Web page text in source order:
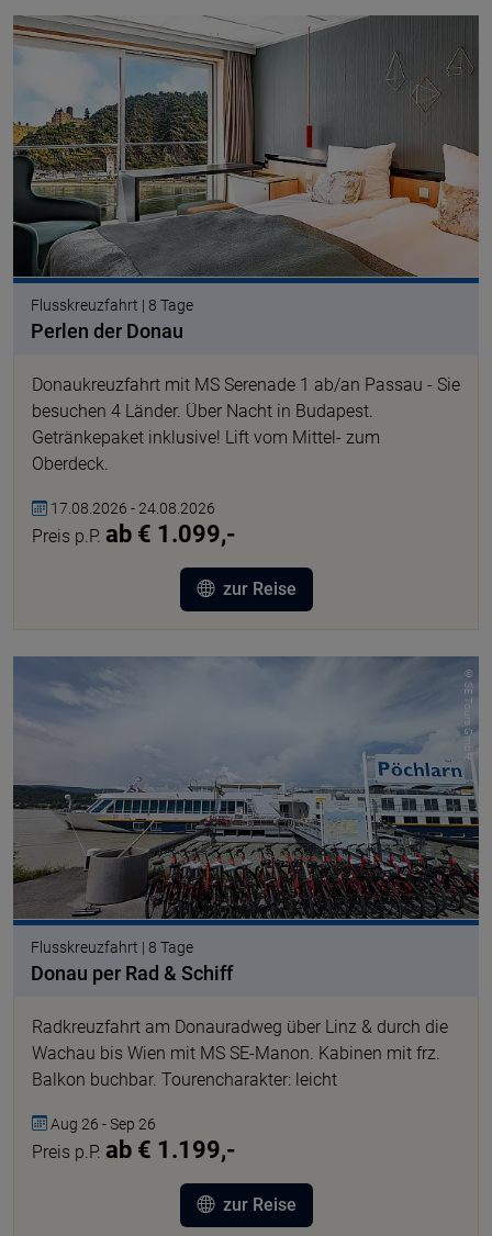
Flusskreuzfahrt | 8 Tage
Perlen der Donau
Donaukreuzfahrt mit MS Serenade 1 ab/an Passau - Sie
besuchen 4 Länder. Über Nacht in Budapest.
Getränkepaket inklusive! Lift vom Mittel- zum
Oberdeck.
17.08.2026 - 24.08.2026
Preis p.P. ab € 1.099,-
zur Reise
© SE Tours GmbH
Flusskreuzfahrt | 8 Tage
Donau per Rad & Schiff
Radkreuzfahrt am Donauradweg über Linz & durch die
Wachau bis Wien mit MS SE-Manon. Kabinen mit frz.
Balkon buchbar. Tourencharakter: leicht
Aug 26 - Sep 26
Preis p.P. ab € 1.199,-
zur Reise